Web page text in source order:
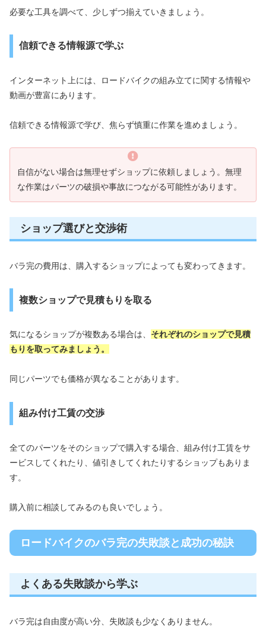
必要な工具を調べて、少しずつ揃えていきましょう。
信頼できる情報源で学ぶ
インターネット上には、ロードバイクの組み立てに関する情報や
動画が豊富にあります。
信頼できる情報源で学び、焦らず慎重に作業を進めましょう。
自信がない場合は無理せずショップに依頼しましょう。無理
な作業はパーツの破損や事故につながる可能性があります。
ショップ選びと交渉術
バラ完の費用は、購入するショップによっても変わってきます。
複数ショップで見積もりを取る
気になるショップが複数ある場合は、 それぞれのショップで見積
もりを取ってみましょう。
同じパーツでも価格が異なることがあります。
組み付け工賃の交渉
全てのパーツをそのショップで購入する場合、組み付け工賃をサ
ービスしてくれたり、値引きしてくれたりするショップもありま
す。
購入前に相談してみるのも良いでしょう。
ロードバイクのバラ完の失敗談と成功の秘訣
よくある失敗談から学ぶ
バラ完は自由度が高い分、失敗談も少なくありません。